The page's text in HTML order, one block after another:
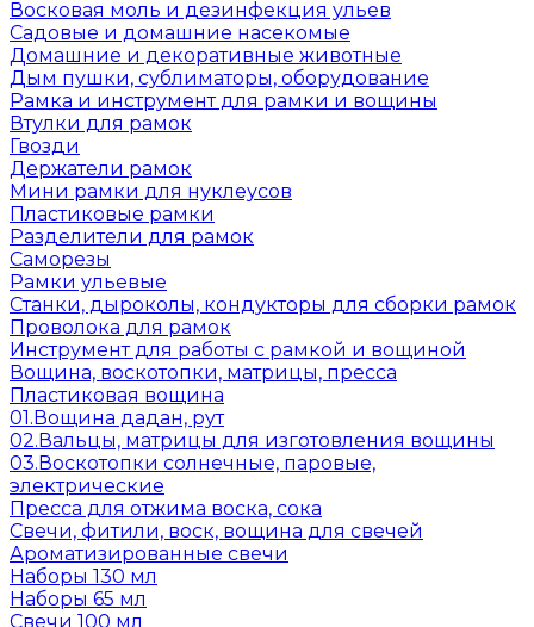
Восковая моль и дезинфекция ульев
Садовые и домашние насекомые
Домашние и декоративные животные
Дым пушки, сублиматоры, оборудование
Рамка и инструмент для рамки и вощины
Втулки для рамок
Гвозди
Держатели рамок
Мини рамки для нуклеусов
Пластиковые рамки
Разделители для рамок
Саморезы
Рамки ульевые
Станки, дыроколы, кондукторы для сборки рамок
Проволока для рамок
Инструмент для работы с рамкой и вощиной
Вощина, воскотопки, матрицы, пресса
Пластиковая вощина
01.Вощина дадан, рут
02.Вальцы, матрицы для изготовления вощины
03.Воскотопки солнечные, паровые,
электрические
Пресса для отжима воска, сока
Свечи, фитили, воск, вощина для свечей
Ароматизированные свечи
Наборы 130 мл
Наборы 65 мл
Свечи 100 мл